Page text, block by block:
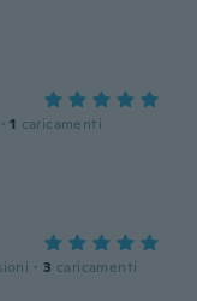
· 1 caricamenti
· 3 caricamenti